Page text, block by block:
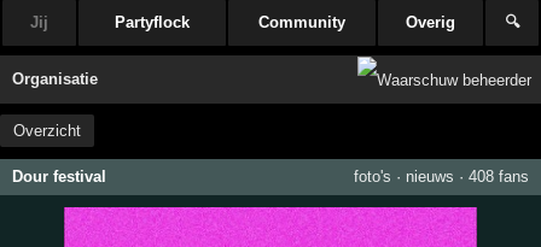
Jij Partyflock Community Overig 🔍
Organisatie
Overzicht
Dour festival foto's · nieuws · 408 fans